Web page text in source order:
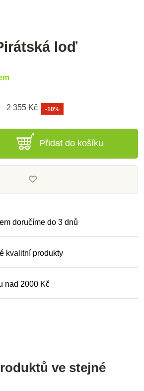
loď
2 355 Kč -10%
Přidat do košíku
doručíme do 3 dnů
kvalitní produkty
nad 2000 Kč
ve stejné